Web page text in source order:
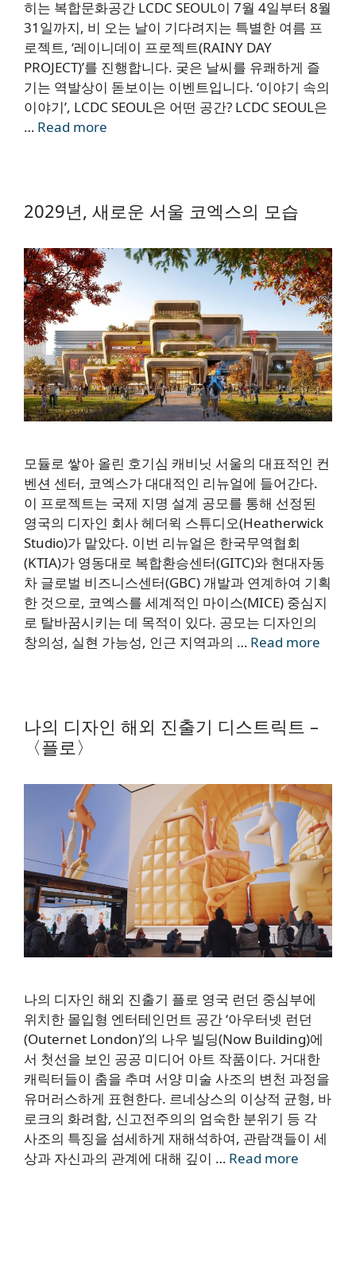
히는 복합문화공간 LCDC SEOUL이 7월 4일부터 8월
31일까지, 비 오는 날이 기다려지는 특별한 여름 프
로젝트, ‘레이니데이 프로젝트(RAINY DAY
PROJECT)’를 진행합니다. 궂은 날씨를 유쾌하게 즐
기는 역발상이 돋보이는 이벤트입니다. ‘이야기 속의
이야기’, LCDC SEOUL은 어떤 공간? LCDC SEOUL은
… Read more
2029년, 새로운 서울 코엑스의 모습
모듈로 쌓아 올린 호기심 캐비닛 서울의 대표적인 컨
벤션 센터, 코엑스가 대대적인 리뉴얼에 들어간다.
이 프로젝트는 국제 지명 설계 공모를 통해 선정된
영국의 디자인 회사 헤더윅 스튜디오(Heatherwick
Studio)가 맡았다. 이번 리뉴얼은 한국무역협회
(KTIA)가 영동대로 복합환승센터(GITC)와 현대자동
차 글로벌 비즈니스센터(GBC) 개발과 연계하여 기획
한 것으로, 코엑스를 세계적인 마이스(MICE) 중심지
로 탈바꿈시키는 데 목적이 있다. 공모는 디자인의
창의성, 실현 가능성, 인근 지역과의 … Read more
나의 디자인 해외 진출기 디스트릭트 –
〈플로〉
나의 디자인 해외 진출기 플로 영국 런던 중심부에
위치한 몰입형 엔터테인먼트 공간 ‘아우터넷 런던
(Outernet London)’의 나우 빌딩(Now Building)에
서 첫선을 보인 공공 미디어 아트 작품이다. 거대한
캐릭터들이 춤을 추며 서양 미술 사조의 변천 과정을
유머러스하게 표현한다. 르네상스의 이상적 균형, 바
로크의 화려함, 신고전주의의 엄숙한 분위기 등 각
사조의 특징을 섬세하게 재해석하여, 관람객들이 세
상과 자신과의 관계에 대해 깊이 … Read more